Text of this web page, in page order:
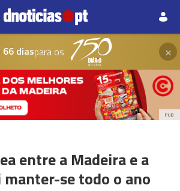
66 diaspara os ×
PUB
entre a Madeira e a
manter-se todo o ano